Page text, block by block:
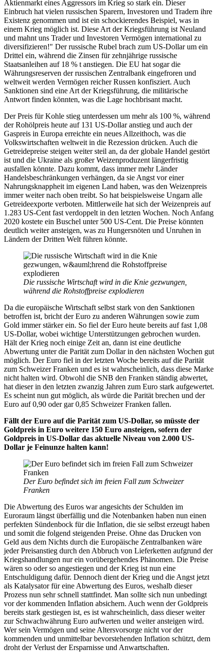
Aktienmarkt eines Aggressors im Krieg so stark ein. Dieser
Einbruch hat vielen russischen Sparern, Investoren und Tradern ihre
Existenz genommen und ist ein schockierendes Beispiel, was in
einem Krieg möglich ist. Diese Art der Kriegsführung ist Neuland
und mahnt uns Trader und Investoren Vermögen international zu
diversifizieren!" Der russische Rubel brach zum US-Dollar um ein
Drittel ein, während die Zinsen für zehnjährige russische
Staatsanleihen auf 18 % t anstiegen. Die EU hat sogar die
Währungsreserven der russischen Zentralbank eingefroren und
weltweit werden Vermögen reicher Russen konfisziert. Auch
Sanktionen sind eine Art der Kriegsführung, die militärische
Antwort finden könnten, was die Lage hochbrisant macht.
Der Preis für Kohle stieg unterdessen um mehr als 100 %, während
der Rohölpreis heute auf 131 US-Dollar anstieg und auch der
Gaspreis in Europa erreichte ein neues Allzeithoch, was die
Volkswirtschaften weltweit in die Rezession drücken. Auch die
Getreidepreise steigen weiter steil an, da der globale Handel gestört
ist und die Ukraine als großer Weizenproduzent längerfristig
ausfallen könnte. Dazu kommt, dass immer mehr Länder
Handelsbeschränkungen verhängen, da sie Angst vor einer
Nahrungsknappheit im eigenen Land haben, was den Weizenpreis
immer weiter nach oben treibt. So hat beispielsweise Ungarn alle
Getreideexporte verboten. Mittlerweile hat sich der Weizenpreis auf
1.283 US-Cent fast verdoppelt in den letzten Wochen. Noch Anfang
2020 kostete ein Buschel unter 500 US-Cent. Die Preise könnten
deutlich weiter ansteigen, was zu Hungersnöten und Unruhen in
Ländern der Dritten Welt führen könnte.
Die russische Wirtschaft wird in die Knie gezwungen,
während die Rohstoffpreise explodieren
Da die europäische Wirtschaft selbst stark von den Sanktionen
betroffen ist, bricht der Euro zu anderen Währungen sowie zum
Gold immer stärker ein. So fiel der Euro heute bereits auf fast 1,08
US-Dollar, wobei wichtige Unterstützungen gebrochen wurden.
Hält der Krieg noch einige Zeit an, dann ist eine deutliche
Abwertung unter die Parität zum Dollar in den nächsten Wochen gut
möglich. Der Euro fiel in der letzten Woche bereits auf die Parität
zum Schweizer Franken und es ist wahrscheinlich, dass diese Marke
nicht halten wird. Obwohl die SNB den Franken ständig abwertet,
hat dieser in den letzten zwanzig Jahren zum Euro stark aufgewertet.
Es scheint nun gut möglich, als würde die Parität brechen und der
Euro auf 0,90 oder gar 0,85 Schweizer Franken fallen.
Fällt der Euro auf die Parität zum US-Dollar, so müsste der
Goldpreis in Euro weitere 150 Euro ansteigen, sofern der
Goldpreis in US-Dollar das aktuelle Niveau von 2.000 US-
Dollar je Feinunze halten kann!
Der Euro befindet sich im freien Fall zum Schweizer
Franken
Die Abwertung des Euros war angesichts der Schulden im
Euroraum längst überfällig und die Notenbanken haben nun einen
perfekten Sündenbock für die Inflation, die sie selbst erzeugt haben
und somit die folgend steigenden Preise. Ohne das Drucken von
Geld aus dem Nichts durch die Europäische Zentralbanken wäre
jeder Preisanstieg durch den Abbruch von Lieferketten aufgrund der
Kriegshandlungen nur ein vorübergehendes Phänomen. Die Preise
wären so oder so angestiegen und der Krieg ist nun eine
Entschuldigung dafür. Dennoch dient der Krieg und die Angst jetzt
als Katalysator für eine Abwertung des Euros, weshalb dieser
Prozess nun sehr schnell stattfindet. Man sollte sich nun unbedingt
vor der kommenden Inflation absichern. Auch wenn der Goldpreis
bereits stark gestiegen ist, es ist wahrscheinlich, dass dieser weiter
zur Schwachwährung Euro aufwerten und weiter ansteigen wird.
Wer sein Vermögen und seine Altersvorsorge nicht vor der
kommenden und unmittelbar bevorstehenden Inflation schützt, dem
droht der Verlust der Ersparnisse und Anwartschaften.